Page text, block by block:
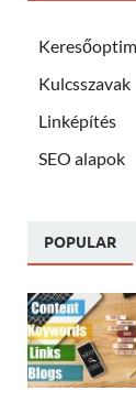
Kulcsszavak
Linképítés
SEO alapok
POPULAR